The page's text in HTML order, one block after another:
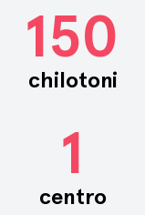
150
chilotoni
1
centro